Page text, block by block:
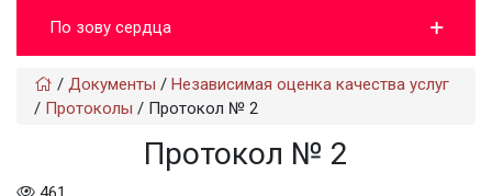
По зову сердца
/ Документы / Независимая оценка качества услуг
/ Протоколы / Протокол № 2
Протокол № 2